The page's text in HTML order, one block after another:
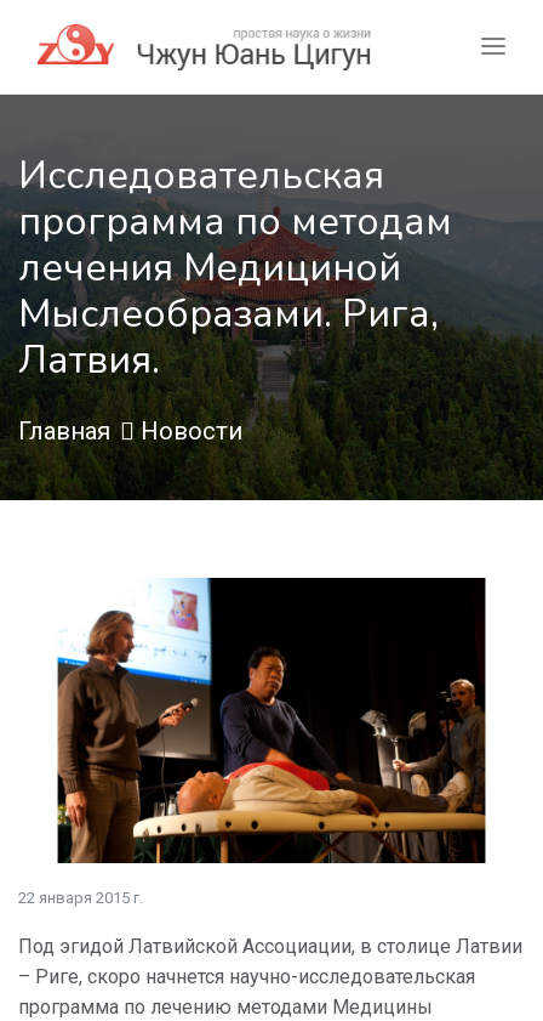
Исследовательская
программа по методам
лечения Медициной
Мыслеобразами. Рига,
Латвия.
Главная Новости
22 января 2015 г.
Под эгидой Латвийской Ассоциации, в столице Латвии
– Риге, скоро начнется научно-исследовательская
программа по лечению методами Медицины